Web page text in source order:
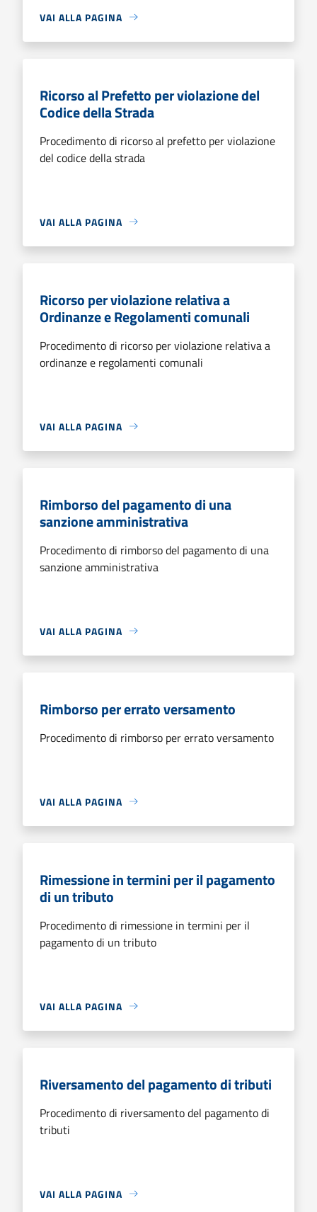
VAI ALLA PAGINA
Ricorso al Prefetto per violazione del
Codice della Strada
Procedimento di ricorso al prefetto per violazione
del codice della strada
VAI ALLA PAGINA
Ricorso per violazione relativa a
Ordinanze e Regolamenti comunali
Procedimento di ricorso per violazione relativa a
ordinanze e regolamenti comunali
VAI ALLA PAGINA
Rimborso del pagamento di una
sanzione amministrativa
Procedimento di rimborso del pagamento di una
sanzione amministrativa
VAI ALLA PAGINA
Rimborso per errato versamento
Procedimento di rimborso per errato versamento
VAI ALLA PAGINA
Rimessione in termini per il pagamento
di un tributo
Procedimento di rimessione in termini per il
pagamento di un tributo
VAI ALLA PAGINA
Riversamento del pagamento di tributi
Procedimento di riversamento del pagamento di
tributi
VAI ALLA PAGINA